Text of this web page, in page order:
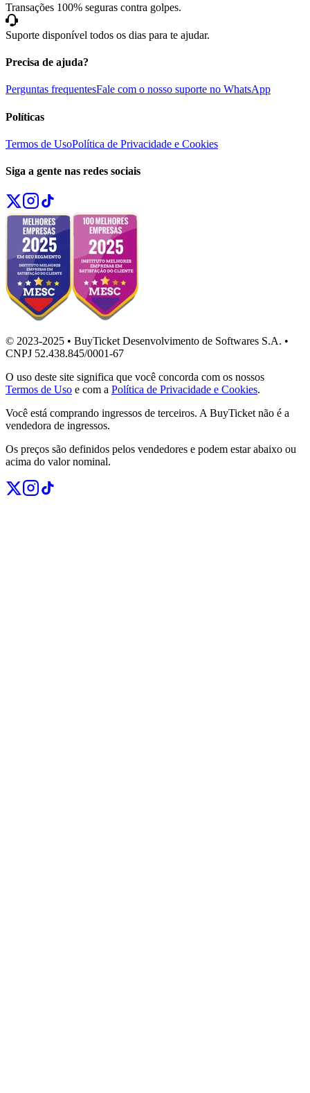
Transações 100% seguras contra golpes.
Suporte disponível todos os dias para te ajudar.
Precisa de ajuda?
Perguntas frequentesFale com o nosso suporte no WhatsApp
Políticas
Termos de UsoPolítica de Privacidade e Cookies
Siga a gente nas redes sociais
© 2023-2025 • BuyTicket Desenvolvimento de Softwares S.A. •
CNPJ 52.438.845/0001-67
O uso deste site significa que você concorda com os nossos
Termos de Uso e com a Política de Privacidade e Cookies.
Você está comprando ingressos de terceiros. A BuyTicket não é a
vendedora de ingressos.
Os preços são definidos pelos vendedores e podem estar abaixo ou
acima do valor nominal.